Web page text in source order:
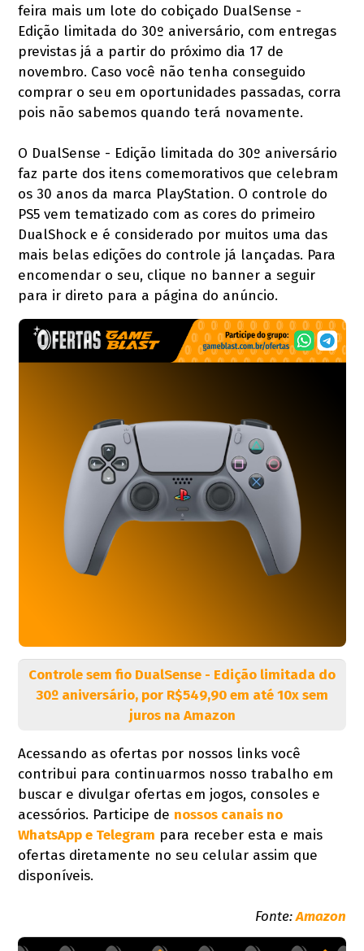
feira mais um lote do cobiçado DualSense -
Edição limitada do 30º aniversário, com entregas
previstas já a partir do próximo dia 17 de
novembro. Caso você não tenha conseguido
comprar o seu em oportunidades passadas, corra
pois não sabemos quando terá novamente.
O DualSense - Edição limitada do 30º aniversário
faz parte dos itens comemorativos que celebram
os 30 anos da marca PlayStation. O controle do
PS5 vem tematizado com as cores do primeiro
DualShock e é considerado por muitos uma das
mais belas edições do controle já lançadas. Para
encomendar o seu, clique no banner a seguir
para ir direto para a página do anúncio.
Controle sem fio DualSense - Edição limitada do
30º aniversário, por R$549,90 em até 10x sem
juros na Amazon
Acessando as ofertas por nossos links você
contribui para continuarmos nosso trabalho em
buscar e divulgar ofertas em jogos, consoles e
acessórios. Participe de nossos canais no
WhatsApp e Telegram para receber esta e mais
ofertas diretamente no seu celular assim que
disponíveis.
Fonte:Amazon